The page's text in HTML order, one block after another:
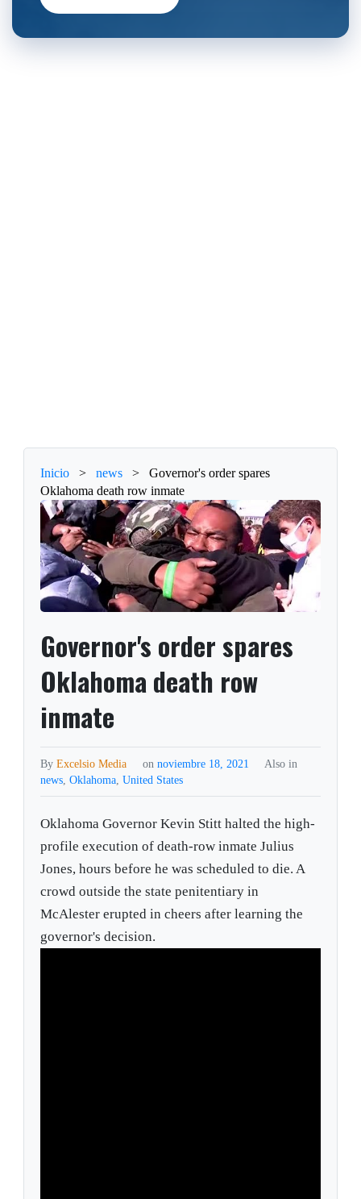
Inicio > news >
Governor's order spares
Oklahoma death row inmate
Governor's order spares
Oklahoma death row
inmate
ByExcelsio Media on noviembre 18, 2021
Also in
news,Oklahoma,United States
Oklahoma Governor Kevin Stitt halted the high-
profile execution of death-row inmate Julius
Jones, hours before he was scheduled to die. A
crowd outside the state penitentiary in
McAlester erupted in cheers after learning the
governor's decision.